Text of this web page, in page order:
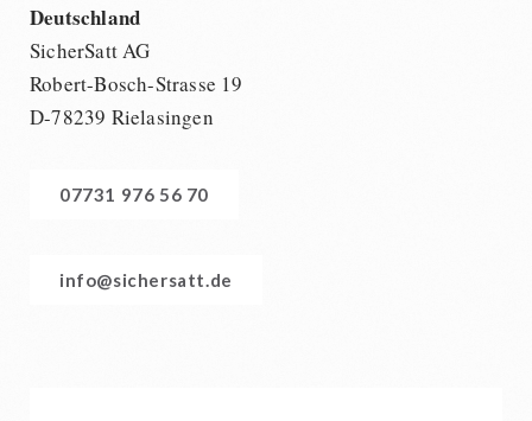
Deutschland
SicherSatt AG
Robert-Bosch-Strasse 19
D-78239 Rielasingen
07731 976 56 70
info@sichersatt.de